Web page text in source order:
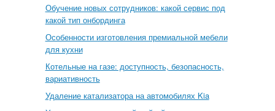
Обучение новых сотрудников: какой сервис под
какой тип онбординга
Особенности изготовления премиальной мебели
для кухни
Котельные на газе: доступность, безопасность,
вариативность
Удаление катализатора на автомобилях Kia